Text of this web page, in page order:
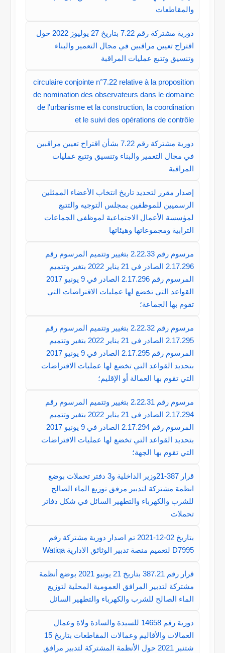
والمقاطعات
دورية مشتركة رقم 7.22 بتاريخ 27 يوليوز 2022 حول
اقتراح تعيين مراقبين في مجال التعمير والبناء
وتنسيق وتتبع عمليات المراقبة
circulaire conjointe n°7.22 relative à la proposition
de nomination des observateurs dans le domaine
de l'urbanisme et la construction, la coordination
et le suivi des opérations de contrôle
دورية مشتركة رقم 7.22 بشأن اقتراح تعيين مراقبين
في مجال التعمير والبناء وتنسيق وتتبع عمليات
المراقبة
إصدار مقرر لتحديد تاريخ انتخاب الأعضاء الممثلين
الرسميين للموظفين بمجلس التوجيه والتتبع
لمؤسسة الأعمال الاجتماعية لموظفي الجماعات
الترابية ومجموعاتها وهيئاتها
مرسوم رقم 2.22.33 بتغيير وتتميم المرسوم رقم
2.17.296 الصادر في 21 يناير 2022 بتغير وتتميم
المرسوم رقم 2.17.296 الصادر في 9 يونيو 2017
القواعد التي تخضع لها عمليات الاقتراضات التي
تقوم بها الجماعة؛
مرسوم رقم 2.22.32 بتغيير وتتميم المرسوم رقم
2.17.295 الصادر في 21 يناير 2022 بتغير وتتميم
المرسوم رقم 2.17.295 الصادر في 9 يونيو 2017
بتحديد القواعد التي تخضع لها عمليات الاقتراضات
التي تقوم بها العمالة أو الإقليم؛
مرسوم رقم 2.22.31 بتغيير وتتميم المرسوم رقم
2.17.294 الصادر في 21 يناير 2022 بتغير وتتميم
المرسوم رقم 2.17.294 الصادر في 9 يونيو 2017
بتحديد القواعد التي تخضع لها عمليات الاقتراضات
التي تقوم بها الجهة؛
قرار 387-21وزير الداخلية و3 دفتر تحملات بوضع
انظمة مشتركة لتدبير مرفق توزيع الماء الصالح
للشرب والكهرباء والتطهير السائل في شكل دفاتر
تحملات
بتاريخ 02-12-2021 تم اصدار دورية مشتركة رقم
D7995 لتعميم منصة تدبير الوثائق الادارية Watiqa
قرار رقم 387.21 بتاريخ 21 يونيو 2021 بوضع أنظمة
مشتركة لتدبير المرافق العمومية المحلية لتوزيع
الماء الصالح للشرب والكهرباء والتطهير السائل
دورية رقم 14658 للسيدة والسادة ولاة وعمال
العمالات والأقاليم وعمالات المقاطعات بتاريخ 15
شتنبر 2021 حول الأنظمة المشتركة لتدبير مرافق